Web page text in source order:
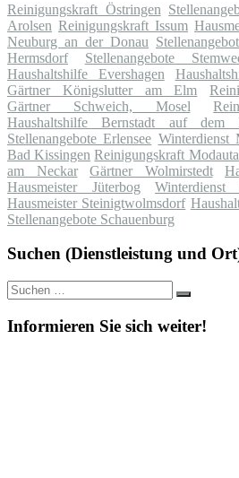
Reinigungskraft Östringen
Arolsen Reinigungskraft Issum
Neuburg an der Donau
Hermsdorf
Stellenangebote
Haushaltshilfe Evershagen
Gärtner Königslutter am Elm
Gärtner Schweich, Mosel
Haushaltshilfe Bernstadt auf dem
Stellenangebote Erlensee Winterdienst
Bad Kissingen Reinigungskraft
am Neckar
Gärtner Wolmirstedt
Hausmeister Jüterbog
Winterdienst
Hausmeister Steinigtwolmsdorf
Stellenangebote Schauenburg
Suchen (Dienstleistung und
Suche
nach:
Suchen
Informieren Sie sich weiter!